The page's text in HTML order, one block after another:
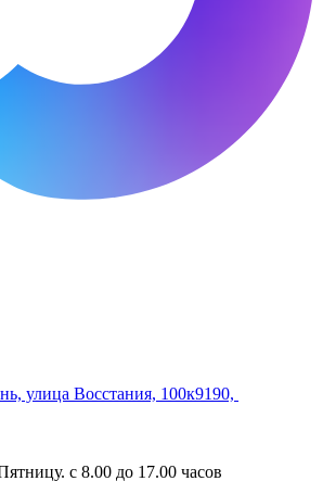
улица Восстания, 100к9190,
с 8.00 до 17.00 часов